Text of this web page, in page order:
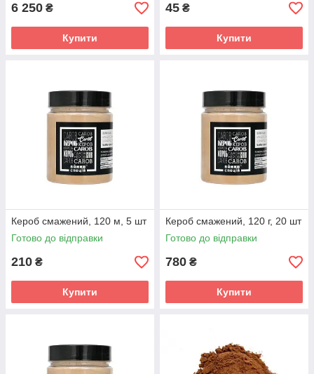
6 250 ₴
Купити
45 ₴
Купити
Кероб смажений, 120 м, 5 шт
Готово до відправки
210 ₴
Купити
Кероб смажений, 120 г, 20 шт
Готово до відправки
780 ₴
Купити